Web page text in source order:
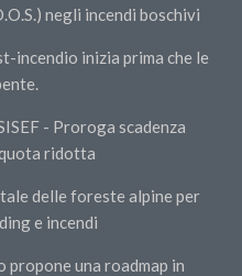
negli incendi boschivi
incendio inizia prima che le
- Proroga scadenza
ridotta
delle foreste alpine per
e incendi
propone una roadmap in